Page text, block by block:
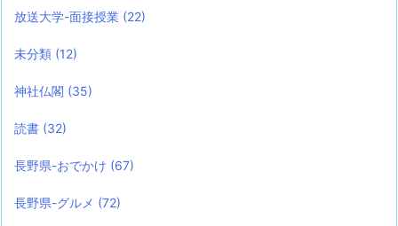
放送大学-面接授業 (22)
未分類 (12)
神社仏閣 (35)
読書 (32)
長野県-おでかけ (67)
長野県-グルメ (72)